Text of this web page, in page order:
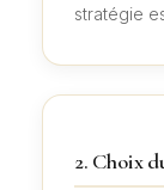
stratégie
2. Choix